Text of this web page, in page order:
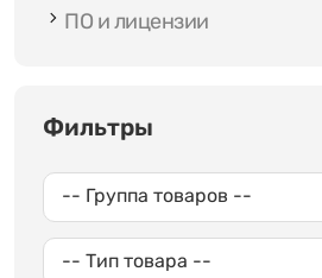
Фильтры
-- Группа товаров --
-- Тип товара --
ПО и лицензии